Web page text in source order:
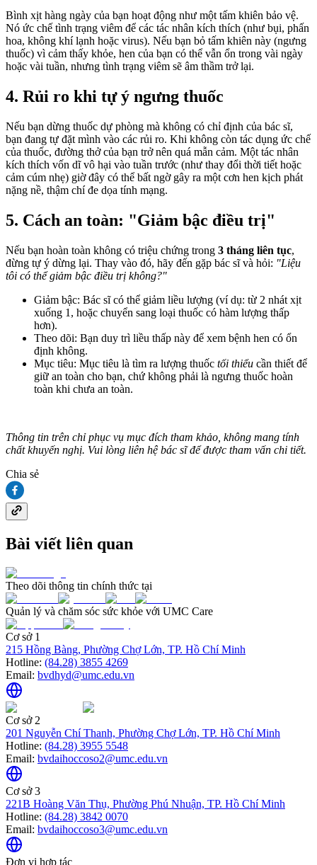
Bình xịt hàng ngày của bạn hoạt động như một tấm khiên bảo vệ.
Nó ức chế tình trạng viêm để các tác nhân kích thích (như bụi, phấn
hoa, không khí lạnh hoặc virus). Nếu bạn bỏ tấm khiên này (ngưng
thuốc) vì cảm thấy khỏe, hen của bạn có thể vẫn ổn trong vài ngày
hoặc vài tuần, nhưng tình trạng viêm sẽ âm thầm trở lại.
4. Rủi ro khi tự ý ngưng thuốc
Nếu bạn dừng thuốc dự phòng mà không có chỉ định của bác sĩ,
bạn đang tự đặt mình vào các rủi ro. Khi không còn tác dụng ức chế
của thuốc, đường thở của bạn trở nên quá mẫn cảm. Một tác nhân
kích thích vốn dĩ vô hại vào tuần trước (như thay đổi thời tiết hoặc
cảm cúm nhẹ) giờ đây có thể bất ngờ gây ra một cơn hen kịch phát
nặng nề, thậm chí đe dọa tính mạng.
5. Cách an toàn: "Giảm bậc điều trị"
Nếu bạn hoàn toàn không có triệu chứng trong 3 tháng liên tục,
đừng tự ý dừng lại. Thay vào đó, hãy đến gặp bác sĩ và hỏi: "Liệu
tôi có thể giảm bậc điều trị không?"
Giảm bậc: Bác sĩ có thể giảm liều lượng (ví dụ: từ 2 nhát xịt
xuống 1, hoặc chuyển sang loại thuốc có hàm lượng thấp
hơn).
Theo dõi: Bạn duy trì liều thấp này để xem bệnh hen có ổn
định không.
Mục tiêu: Mục tiêu là tìm ra lượng thuốc tối thiểu cần thiết để
giữ an toàn cho bạn, chứ không phải là ngưng thuốc hoàn
toàn khi chưa an toàn.
Thông tin trên chỉ phục vụ mục đích tham khảo, không mang tính
chất khuyến nghị. Vui lòng liên hệ bác sĩ để được tham vấn chi tiết.
Chia sẻ
Bài viết liên quan
Theo dõi thông tin chính thức tại
Quản lý và chăm sóc sức khỏe với UMC Care
Cơ sở 1
215 Hồng Bàng, Phường Chợ Lớn, TP. Hồ Chí Minh
Hotline: (84.28) 3855 4269
Email: bvdhyd@umc.edu.vn
Cơ sở 2
201 Nguyễn Chí Thanh, Phường Chợ Lớn, TP. Hồ Chí Minh
Hotline: (84.28) 3955 5548
Email: bvdaihoccoso2@umc.edu.vn
Cơ sở 3
221B Hoàng Văn Thụ, Phường Phú Nhuận, TP. Hồ Chí Minh
Hotline: (84.28) 3842 0070
Email: bvdaihoccoso3@umc.edu.vn
Đơn vị hợp tác